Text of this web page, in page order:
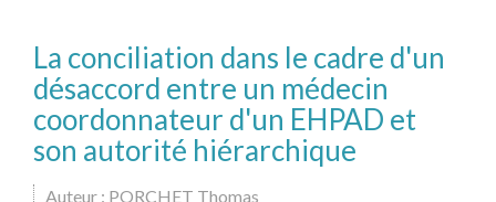
La conciliation dans le cadre d'un
désaccord entre un médecin
coordonnateur d'un EHPAD et
son autorité hiérarchique
Auteur : PORCHET Thomas